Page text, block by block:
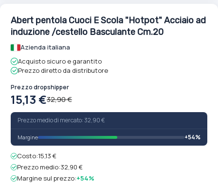
Abert pentola Cuoci E Scola "Hotpot" Acciaio ad
induzione /cestello Basculante Cm.20
Azienda italiana
Acquisto sicuro e garantito
Prezzo diretto da distributore
Prezzo dropshipper
15,13 €32,90 €
Prezzo medio di mercato: 32,90 €
Margine +54%
Costo:15,13 €
Prezzo medio:32,90 €
Margine sul prezzo:+54%